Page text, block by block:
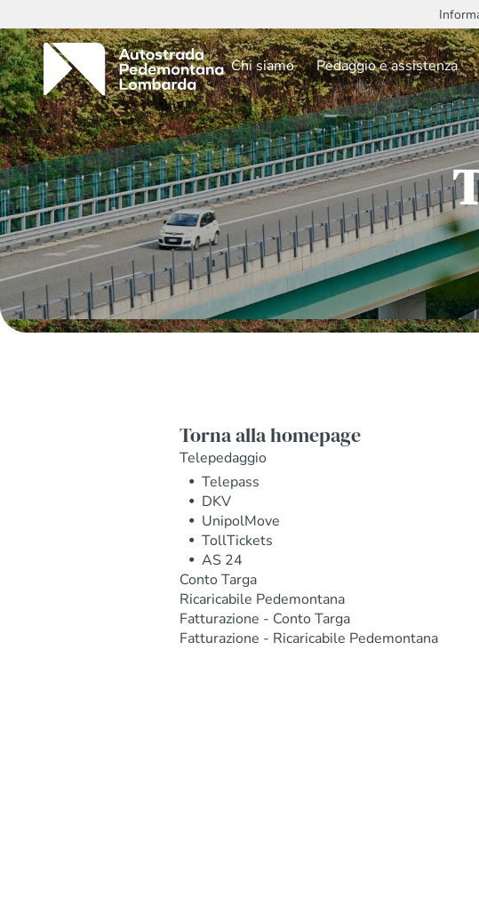
Chi siamo Pedaggio e assistenza
Torna alla homepage
Telepedaggio
Telepass
DKV
UnipolMove
TollTickets
AS 24
Conto Targa
Ricaricabile Pedemontana
Fatturazione - Conto Targa
Fatturazione - Ricaricabile Pedemontana